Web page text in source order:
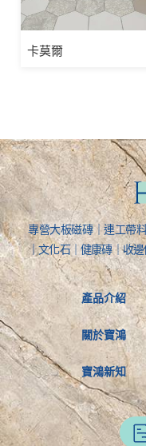
卡莫爾
專營大板磁磚｜連工帶
｜文化石｜健康磚｜收
產品介紹
關於寶鴻
寶鴻新知